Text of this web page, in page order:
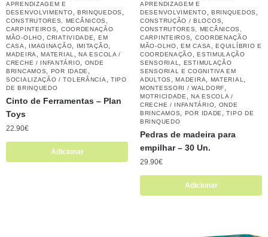
APRENDIZAGEM E
DESENVOLVIMENTO
BRINQUEDOS
CONSTRUTORES, MECÂNICOS,
CARPINTEIROS
COORDENAÇÃO
MÃO-OLHO
,CRIATIVIDADE
EM
CASA
IMAGINAÇÃO IMITAÇÃO
MADEIRA ,MATERIAL ,NA ESCOLA /
CRECHE / INFANTÁRIO
ONDE
BRINCAMOS
POR IDADE
SOCIALIZAÇÃO / TOLERÂNCIA
TIPO
DE BRINQUEDO
Cinto de Ferramentas – Plan
Toys
22.90€
Adicionar
APRENDIZAGEM E
DESENVOLVIMENTO
BRINQUEDOS
CONSTRUÇÃO / BLOCOS
CONSTRUTORES, MECÂNICOS,
CARPINTEIROS
COORDENAÇÃO
MÃO-OLHO
,EM CASA ,EQUILÍBRIO E
COORDENAÇÃO
,ESTIMULAÇÃO
SENSORIAL
ESTIMULAÇÃO
SENSORIAL E COGNITIVA EM
ADULTOS
,MADEIRA MATERIAL
MONTESSORI / WALDORF
MOTRICIDADE ,NA ESCOLA /
CRECHE / INFANTÁRIO
ONDE
BRINCAMOS
POR IDADE ,TIPO DE
BRINQUEDO
Pedras de madeira para
empilhar – 30 Un.
29.90€
Adicionar